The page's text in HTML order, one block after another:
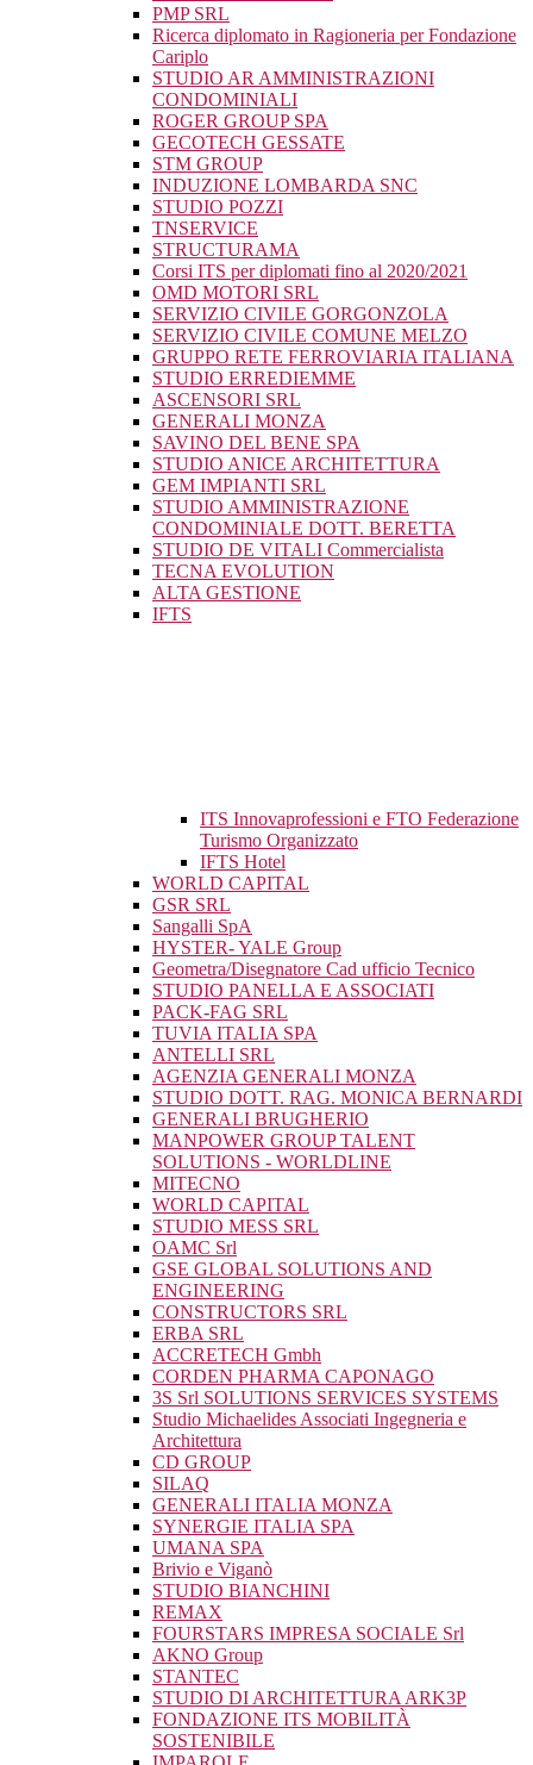
PMP SRL
Ricerca diplomato in Ragioneria per Fondazione
Cariplo
STUDIO AR AMMINISTRAZIONI
CONDOMINIALI
ROGER GROUP SPA
GECOTECH GESSATE
STM GROUP
INDUZIONE LOMBARDA SNC
STUDIO POZZI
TNSERVICE
STRUCTURAMA
Corsi ITS per diplomati fino al 2020/2021
OMD MOTORI SRL
SERVIZIO CIVILE GORGONZOLA
SERVIZIO CIVILE COMUNE MELZO
GRUPPO RETE FERROVIARIA ITALIANA
STUDIO ERREDIEMME
ASCENSORI SRL
GENERALI MONZA
SAVINO DEL BENE SPA
STUDIO ANICE ARCHITETTURA
GEM IMPIANTI SRL
STUDIO AMMINISTRAZIONE
CONDOMINIALE DOTT. BERETTA
STUDIO DE VITALI Commercialista
TECNA EVOLUTION
ALTA GESTIONE
IFTS
ITS Innovaprofessioni e FTO Federazione
Turismo Organizzato
IFTS Hotel
WORLD CAPITAL
GSR SRL
Sangalli SpA
HYSTER- YALE Group
Geometra/Disegnatore Cad ufficio Tecnico
STUDIO PANELLA E ASSOCIATI
PACK-FAG SRL
TUVIA ITALIA SPA
ANTELLI SRL
AGENZIA GENERALI MONZA
STUDIO DOTT. RAG. MONICA BERNARDI
GENERALI BRUGHERIO
MANPOWER GROUP TALENT
SOLUTIONS - WORLDLINE
MITECNO
WORLD CAPITAL
STUDIO MESS SRL
OAMC Srl
GSE GLOBAL SOLUTIONS AND
ENGINEERING
CONSTRUCTORS SRL
ERBA SRL
ACCRETECH Gmbh
CORDEN PHARMA CAPONAGO
3S Srl SOLUTIONS SERVICES SYSTEMS
Studio Michaelides Associati Ingegneria e
Architettura
CD GROUP
SILAQ
GENERALI ITALIA MONZA
SYNERGIE ITALIA SPA
UMANA SPA
Brivio e Viganò
STUDIO BIANCHINI
REMAX
FOURSTARS IMPRESA SOCIALE Srl
AKNO Group
STANTEC
STUDIO DI ARCHITETTURA ARK3P
FONDAZIONE ITS MOBILITÀ
SOSTENIBILE